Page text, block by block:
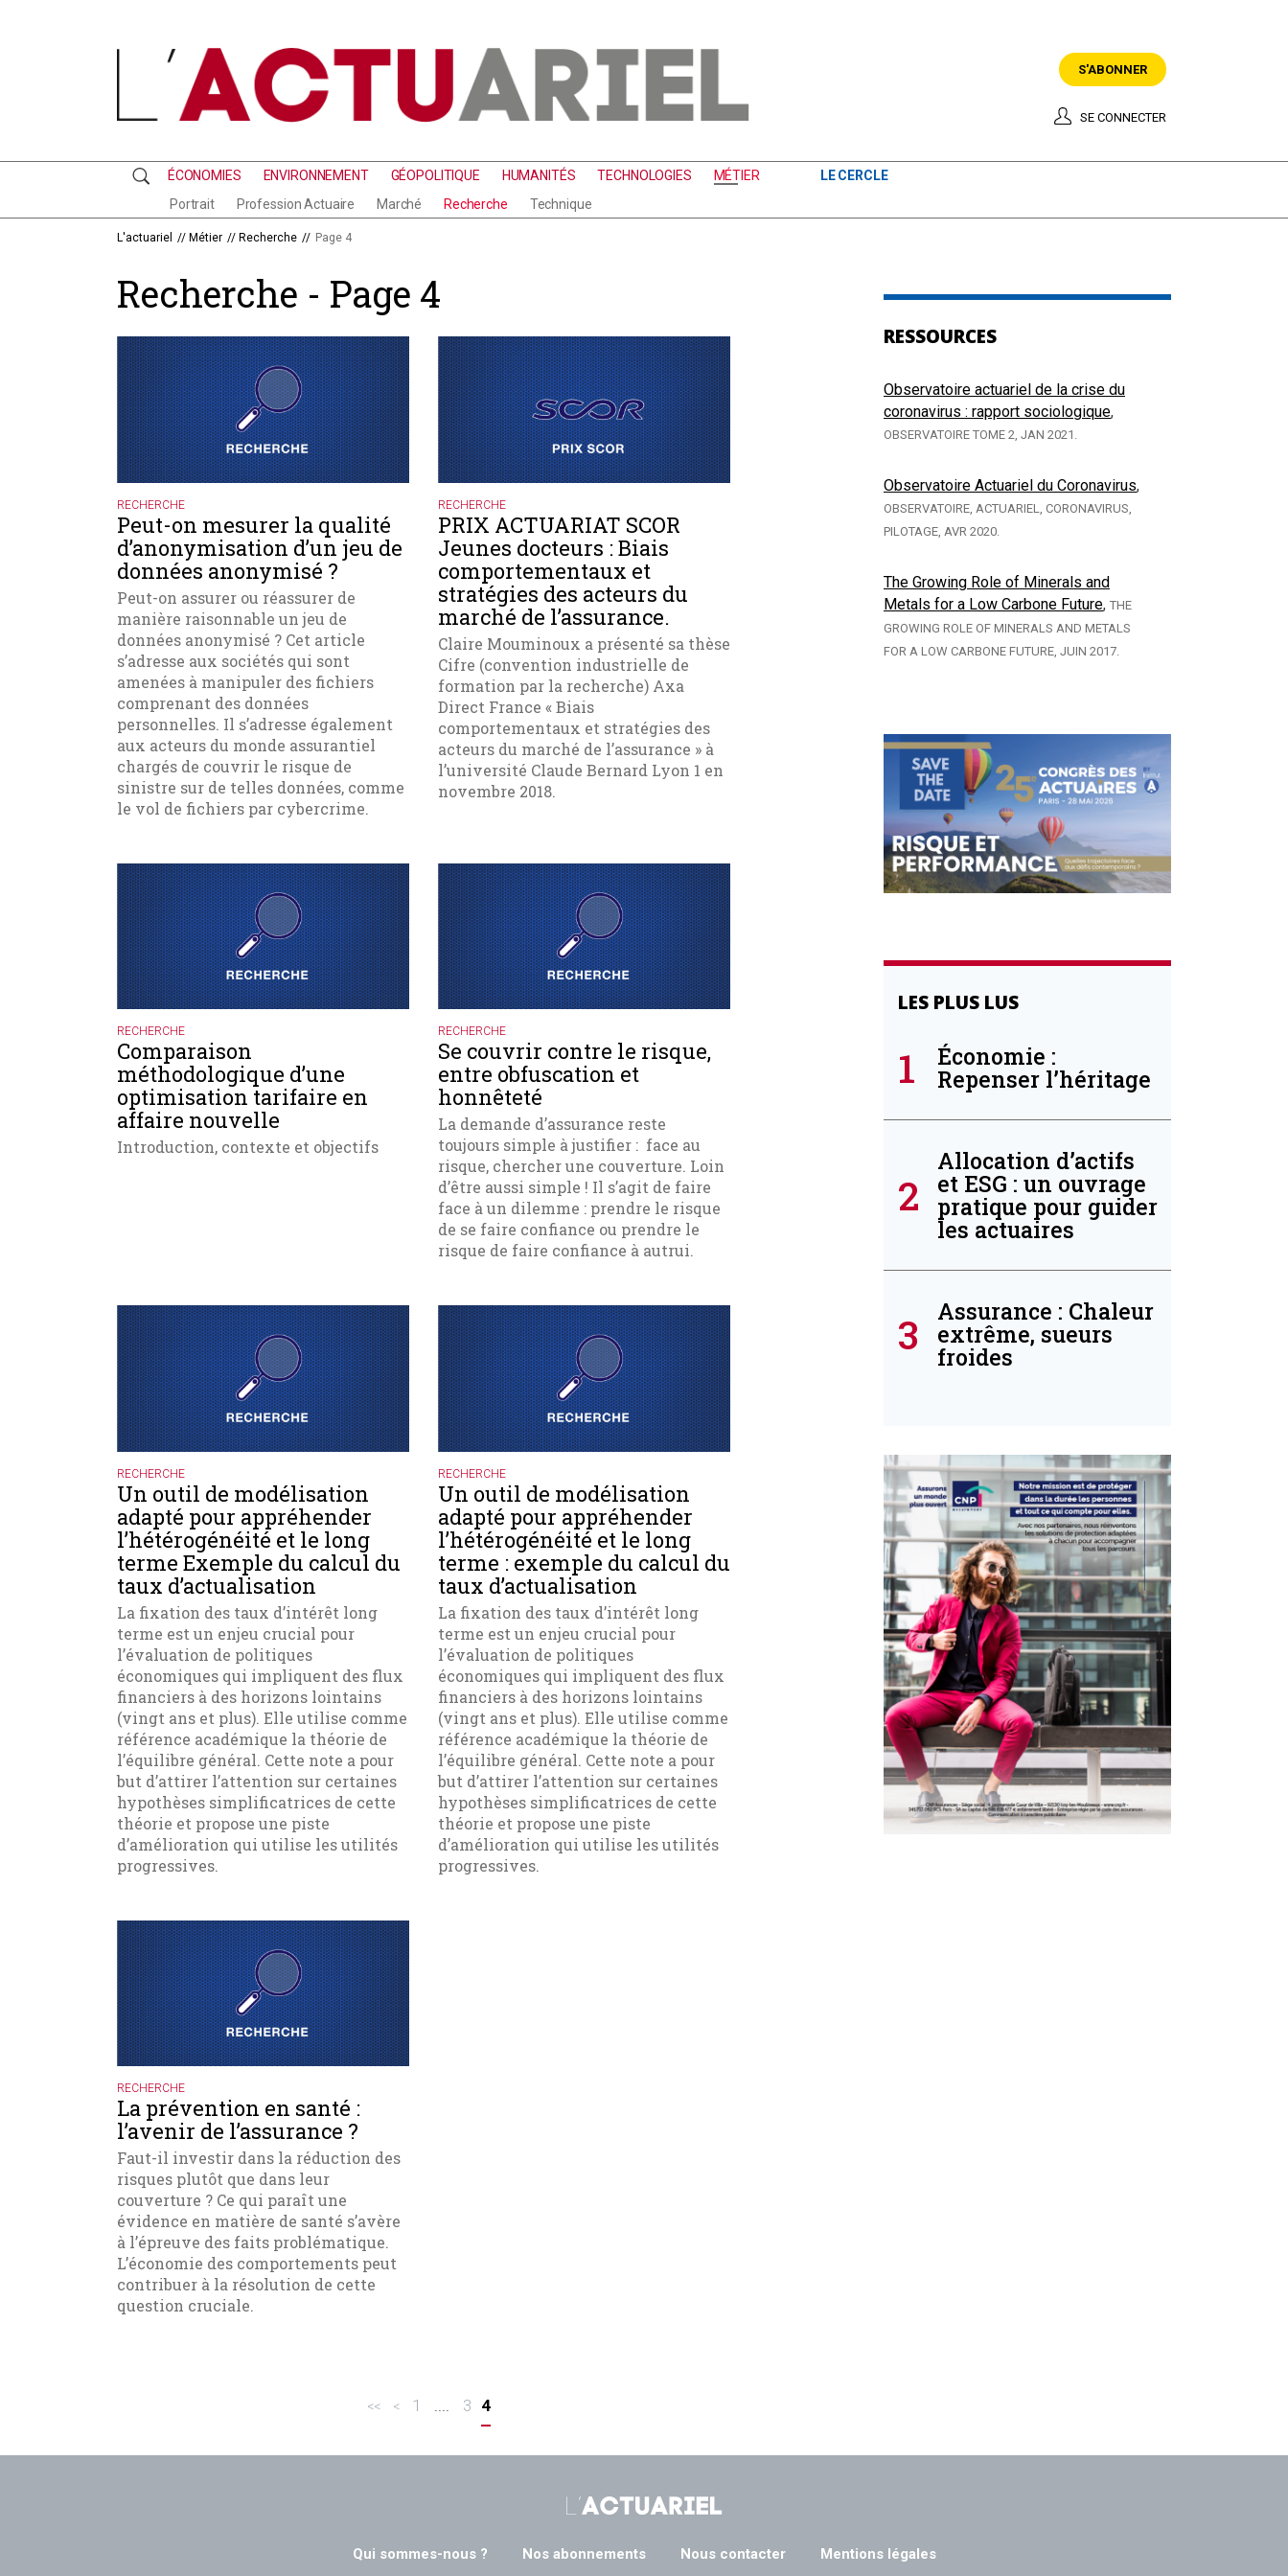
S'ABONNER
SE CONNECTER
RECHERCHEÉCONOMIES ENVIRONNEMENT GÉOPOLITIQUE HUMANITÉS TECHNOLOGIES
MÉTIER
Portrait
Profession Actuaire Marché Recherche Technique
LE CERCLE
L'actuariel // Métier // Recherche // Page 4
Recherche - Page 4
RECHERCHE
Peut-on mesurer la qualité
d’anonymisation d’un jeu de
données anonymisé ?
Peut-on assurer ou réassurer de
manière raisonnable un jeu de
données anonymisé ? Cet article
s’adresse aux sociétés qui sont
amenées à manipuler des fichiers
comprenant des données
personnelles. Il s’adresse également
aux acteurs du monde assurantiel
chargés de couvrir le risque de
sinistre sur de telles données, comme
le vol de fichiers par cybercrime.
RECHERCHE
PRIX ACTUARIAT SCOR
Jeunes docteurs : Biais
comportementaux et
stratégies des acteurs du
marché de l’assurance.
Claire Mouminoux a présenté sa thèse
Cifre (convention industrielle de
formation par la recherche) Axa
Direct France « Biais
comportementaux et stratégies des
acteurs du marché de l’assurance » à
l’université Claude Bernard Lyon 1 en
novembre 2018.
RECHERCHE
Comparaison
méthodologique d’une
optimisation tarifaire en
affaire nouvelle
Introduction, contexte et objectifs
RECHERCHE
Se couvrir contre le risque,
entre obfuscation et
honnêteté
La demande d’assurance reste
toujours simple à justifier : face au
risque, chercher une couverture. Loin
d’être aussi simple ! Il s’agit de faire
face à un dilemme : prendre le risque
de se faire confiance ou prendre le
risque de faire confiance à autrui.
RECHERCHE
Un outil de modélisation
adapté pour appréhender
l’hétérogénéité et le long
terme Exemple du calcul du
taux d’actualisation
La fixation des taux d’intérêt long
terme est un enjeu crucial pour
l’évaluation de politiques
économiques qui impliquent des flux
financiers à des horizons lointains
(vingt ans et plus). Elle utilise comme
référence académique la théorie de
l’équilibre général. Cette note a pour
but d’attirer l’attention sur certaines
hypothèses simplificatrices de cette
théorie et propose une piste
d’amélioration qui utilise les utilités
progressives.
RECHERCHE
Un outil de modélisation
adapté pour appréhender
l’hétérogénéité et le long
terme : exemple du calcul du
taux d’actualisation
La fixation des taux d’intérêt long
terme est un enjeu crucial pour
l’évaluation de politiques
économiques qui impliquent des flux
financiers à des horizons lointains
(vingt ans et plus). Elle utilise comme
référence académique la théorie de
l’équilibre général. Cette note a pour
but d’attirer l’attention sur certaines
hypothèses simplificatrices de cette
théorie et propose une piste
d’amélioration qui utilise les utilités
progressives.
RECHERCHE
La prévention en santé :
l’avenir de l’assurance ?
Faut-il investir dans la réduction des
risques plutôt que dans leur
couverture ? Ce qui paraît une
évidence en matière de santé s’avère
à l’épreuve des faits problématique.
L’économie des comportements peut
contribuer à la résolution de cette
question cruciale.
<< < 1 .... 3 4
RESSOURCES
Observatoire actuariel de la crise du
coronavirus : rapport sociologique,
OBSERVATOIRE TOME 2, JAN 2021.
Observatoire Actuariel du Coronavirus,
OBSERVATOIRE, ACTUARIEL, CORONAVIRUS,
PILOTAGE, AVR 2020.
The Growing Role of Minerals and
Metals for a Low Carbone Future, THE
GROWING ROLE OF MINERALS AND METALS
FOR A LOW CARBONE FUTURE, JUIN 2017.
LES PLUS LUS
1
Économie :
Repenser l’héritage
2
Allocation d’actifs
et ESG : un ouvrage
pratique pour guider
les actuaires
3
Assurance : Chaleur
extrême, sueurs
froides
Qui sommes-nous ? Nos abonnements Nous contacter Mentions légales